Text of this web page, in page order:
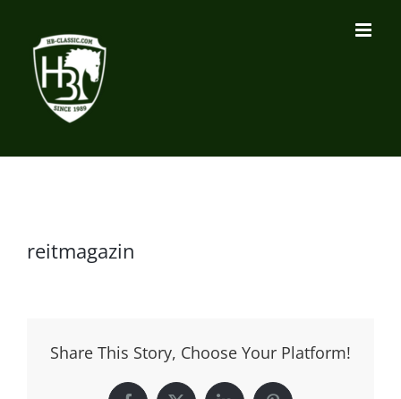
Inhalt
springen
reitmagazin
Share This Story, Choose Your Platform!